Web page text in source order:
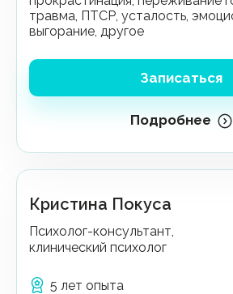
травма, ПТСР, усталость,
выгорание, другое
Записаться
Подробнее
Кристина Покуса
Психолог-консультант,
клинический психолог
5 лет опыта